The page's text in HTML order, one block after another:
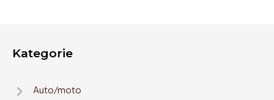
Kategorie
Auto/moto